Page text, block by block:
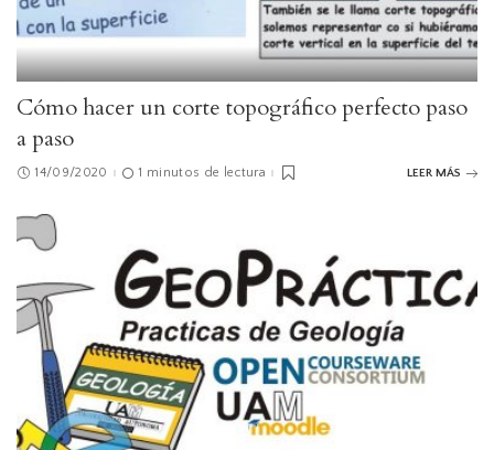
Cómo hacer un corte topográfico perfecto paso
a paso
14/09/2020 1 minutos de lectura LEER MÁS